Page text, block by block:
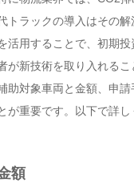
トラックの導入はその解
活用することで、初期
が新技術を取り入れるこ
助対象車両と金額、申請
が重要です。以下で詳し
額